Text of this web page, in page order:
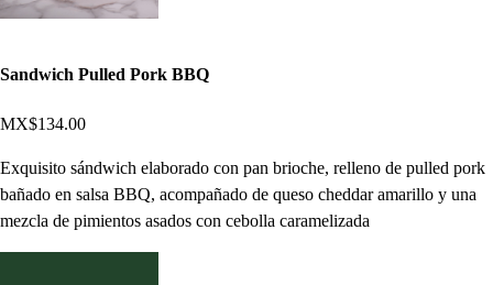
Sandwich Pulled Pork BBQ
MX$134.00
Exquisito sándwich elaborado con pan brioche, relleno de pulled pork
bañado en salsa BBQ, acompañado de queso cheddar amarillo y una
mezcla de pimientos asados con cebolla caramelizada